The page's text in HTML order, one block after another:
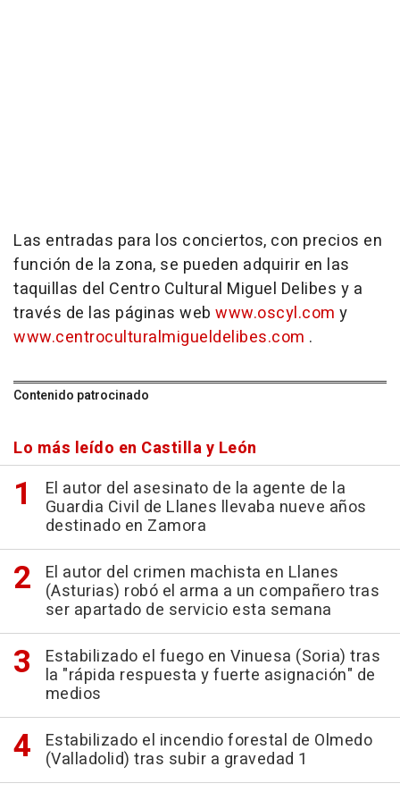
Las entradas para los conciertos, con precios en
función de la zona, se pueden adquirir en las
taquillas del Centro Cultural Miguel Delibes y a
través de las páginas web www.oscyl.com y
www.centroculturalmigueldelibes.com .
Contenido patrocinado
Lo más leído en Castilla y León
El autor del asesinato de la agente de la
Guardia Civil de Llanes llevaba nueve años
destinado en Zamora
El autor del crimen machista en Llanes
(Asturias) robó el arma a un compañero tras
ser apartado de servicio esta semana
Estabilizado el fuego en Vinuesa (Soria) tras
la "rápida respuesta y fuerte asignación" de
medios
Estabilizado el incendio forestal de Olmedo
(Valladolid) tras subir a gravedad 1